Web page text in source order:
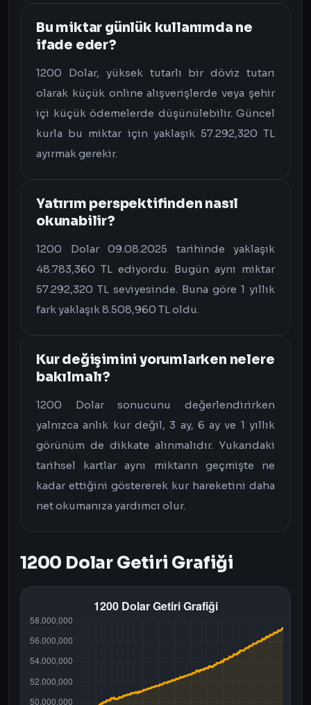
Bu miktar günlük kullanımda ne
ifade eder?
1200 Dolar, yüksek tutarlı bir döviz tutarı
olarak küçük online alışverişlerde veya şehir
içi küçük ödemelerde düşünülebilir. Güncel
kurla bu miktar için yaklaşık 57.292,320 TL
ayırmak gerekir.
Yatırım perspektifinden nasıl
okunabilir?
1200 Dolar 09.08.2025 tarihinde yaklaşık
48.783,360 TL ediyordu. Bugün aynı miktar
57.292,320 TL seviyesinde. Buna göre 1 yıllık
fark yaklaşık 8.508,960 TL oldu.
Kur değişimini yorumlarken nelere
bakılmalı?
1200 Dolar sonucunu değerlendirirken
yalnızca anlık kur değil, 3 ay, 6 ay ve 1 yıllık
görünüm de dikkate alınmalıdır. Yukarıdaki
tarihsel kartlar aynı miktarın geçmişte ne
kadar ettiğini göstererek kur hareketini daha
net okumanıza yardımcı olur.
1200 Dolar Getiri Grafiği